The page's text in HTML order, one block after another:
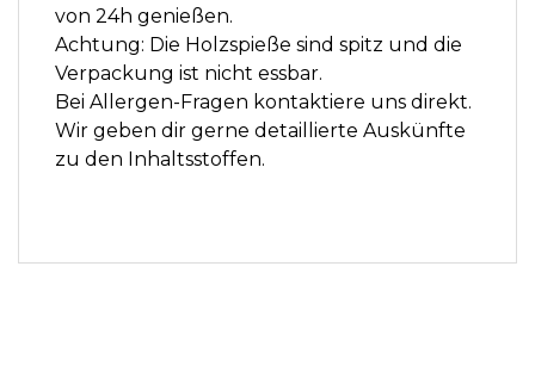
von 24h genießen.
Achtung: Die Holzspieße sind spitz und die
Verpackung ist nicht essbar.
Bei Allergen-Fragen kontaktiere uns direkt.
Wir geben dir gerne detaillierte Auskünfte
zu den Inhaltsstoffen.